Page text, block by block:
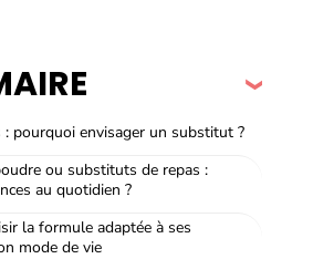
: pourquoi envisager un substitut ?
ou substituts de repas :
au quotidien ?
la formule adaptée à ses
mode de vie